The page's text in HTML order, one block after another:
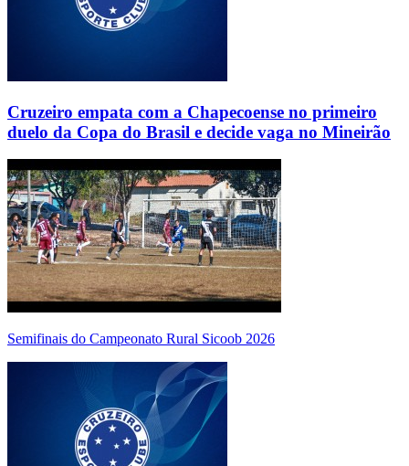
Cruzeiro empata com a Chapecoense no primeiro
duelo da Copa do Brasil e decide vaga no Mineirão
Semifinais do Campeonato Rural Sicoob 2026